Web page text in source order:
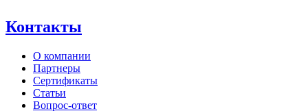
Контакты
О компании
Партнеры
Сертификаты
Статьи
Вопрос-ответ